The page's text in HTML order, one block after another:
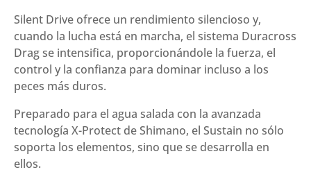
Silent Drive ofrece un rendimiento silencioso y,
cuando la lucha está en marcha, el sistema Duracross
Drag se intensifica, proporcionándole la fuerza, el
control y la confianza para dominar incluso a los
peces más duros.
Preparado para el agua salada con la avanzada
tecnología X-Protect de Shimano, el Sustain no sólo
soporta los elementos, sino que se desarrolla en
ellos.